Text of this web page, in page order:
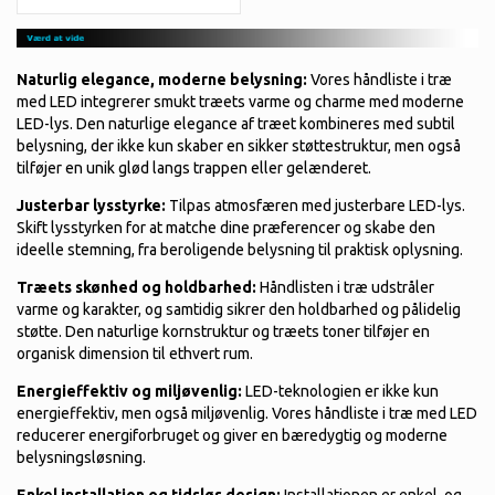
Naturlig elegance, moderne belysning: Vores håndliste i træ
med LED integrerer smukt træets varme og charme med moderne
LED-lys. Den naturlige elegance af træet kombineres med subtil
belysning, der ikke kun skaber en sikker støttestruktur, men også
tilføjer en unik glød langs trappen eller gelænderet.
Justerbar lysstyrke: Tilpas atmosfæren med justerbare LED-lys.
Skift lysstyrken for at matche dine præferencer og skabe den
ideelle stemning, fra beroligende belysning til praktisk oplysning.
Træets skønhed og holdbarhed: Håndlisten i træ udstråler
varme og karakter, og samtidig sikrer den holdbarhed og pålidelig
støtte. Den naturlige kornstruktur og træets toner tilføjer en
organisk dimension til ethvert rum.
Energieffektiv og miljøvenlig: LED-teknologien er ikke kun
energieffektiv, men også miljøvenlig. Vores håndliste i træ med LED
reducerer energiforbruget og giver en bæredygtig og moderne
belysningsløsning.